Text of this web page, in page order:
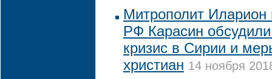
Митрополит
РФ Карасин
кризис в Сирии и
христиан 14 ноября